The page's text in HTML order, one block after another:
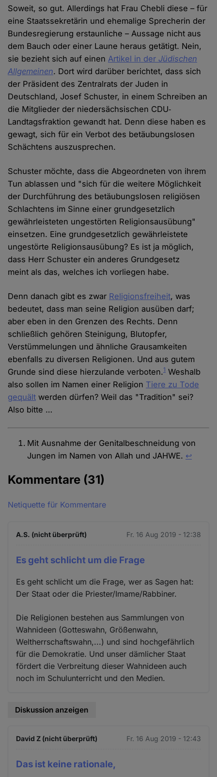
Soweit, so gut. Allerdings hat Frau Chebli diese – für
eine Staatssekretärin und ehemalige Sprecherin der
Bundesregierung erstaunliche – Aussage nicht aus
dem Bauch oder einer Laune heraus getätigt. Nein,
sie bezieht sich auf einenArtikel in derJüdischen
Allgemeinen. Dort wird darüber berichtet, dass sich
der Präsident des Zentralrats der Juden in
Deutschland, Josef Schuster, in einem Schreiben an
die Mitglieder der niedersächsischen CDU‐
Landtagsfraktion gewandt hat. Denn diese haben es
gewagt, sich für ein Verbot des betäubungslosen
Schächtens auszusprechen.
Schuster möchte, dass die Abgeordneten von ihrem
Tun ablassen und "sich für die weitere Möglichkeit
der Durchführung des betäubungslosen religiösen
Schlachtens im Sinne einer grundgesetzlich
gewährleisteten ungestörten Religionsausübung"
einsetzen. Eine grundgesetzlich gewährleistete
ungestörte Religionsausübung? Es ist ja möglich,
dass Herr Schuster ein anderes Grundgesetz
meint als das, welches ich vorliegen habe.
Denn danach gibt es zwar Religionsfreiheit, was
bedeutet, dass man seine Religion ausüben darf;
aber eben in den Grenzen des Rechts. Denn
schließlich gehören Steinigung, Blutopfer,
Verstümmelungen und ähnliche Grausamkeiten
ebenfalls zu diversen Religionen. Und aus gutem
Grunde sind diese hierzulande verboten.1 Weshalb
also sollen im Namen einer Religion Tiere zu Tode
gequält werden dürfen? Weil das "Tradition" sei?
Also bitte …
Mit Ausnahme der Genitalbeschneidung von
Jungen im Namen von Allah und JAHWE. ↩︎
Kommentare (31)
Netiquette für Kommentare
A.S. (nicht überprüft) Fr. 16 Aug 2019 - 12:38
Es geht schlicht um die Frage
Es geht schlicht um die Frage, wer as Sagen hat:
Der Staat oder die Priester/Imame/Rabbiner.
Die Religionen bestehen aus Sammlungen von
Wahnideen (Gotteswahn, Größenwahn,
Weltherrschaftswahn,...) und sind hochgefährlich
für die Demokratie. Und unser dämlicher Staat
fördert die Verbreitung dieser Wahnideen auch
noch im Schulunterricht und den Medien.
Diskussion anzeigen
David Z (nicht überprüft) Fr. 16 Aug 2019 - 12:43
Das ist keine rationale,